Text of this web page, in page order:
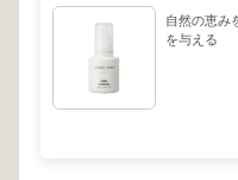
自然の恵み
を与える